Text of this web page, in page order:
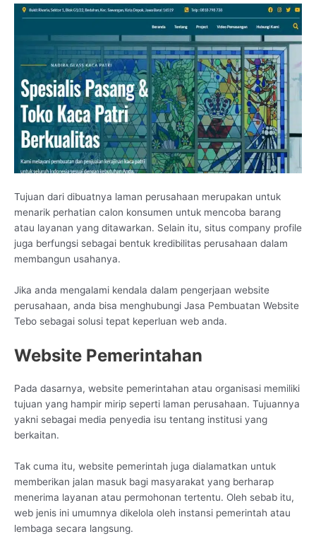
Tujuan dari dibuatnya laman perusahaan merupakan untuk
menarik perhatian calon konsumen untuk mencoba barang
atau layanan yang ditawarkan. Selain itu, situs company profile
juga berfungsi sebagai bentuk kredibilitas perusahaan dalam
membangun usahanya.
Jika anda mengalami kendala dalam pengerjaan website
perusahaan, anda bisa menghubungi Jasa Pembuatan Website
Tebo sebagai solusi tepat keperluan web anda.
Website Pemerintahan
Pada dasarnya, website pemerintahan atau organisasi memiliki
tujuan yang hampir mirip seperti laman perusahaan. Tujuannya
yakni sebagai media penyedia isu tentang institusi yang
berkaitan.
Tak cuma itu, website pemerintah juga dialamatkan untuk
memberikan jalan masuk bagi masyarakat yang berharap
menerima layanan atau permohonan tertentu. Oleh sebab itu,
web jenis ini umumnya dikelola oleh instansi pemerintah atau
lembaga secara langsung.